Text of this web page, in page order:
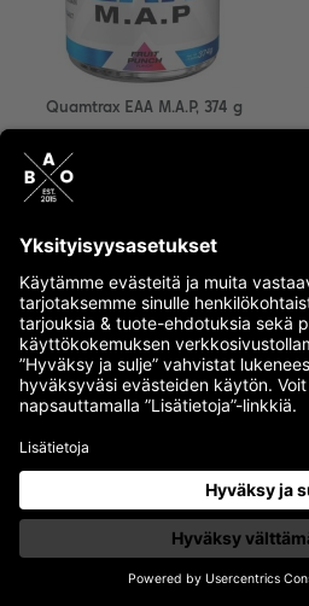
Quamtrax EAA M.A.P, 374 g
Useita vaihtoehtoja
+